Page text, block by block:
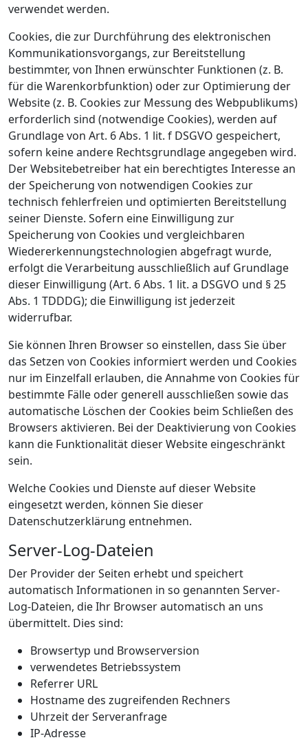
verwendet werden.
Cookies, die zur Durchführung des elektronischen
Kommunikationsvorgangs, zur Bereitstellung
bestimmter, von Ihnen erwünschter Funktionen (z. B.
für die Warenkorbfunktion) oder zur Optimierung der
Website (z. B. Cookies zur Messung des Webpublikums)
erforderlich sind (notwendige Cookies), werden auf
Grundlage von Art. 6 Abs. 1 lit. f DSGVO gespeichert,
sofern keine andere Rechtsgrundlage angegeben wird.
Der Websitebetreiber hat ein berechtigtes Interesse an
der Speicherung von notwendigen Cookies zur
technisch fehlerfreien und optimierten Bereitstellung
seiner Dienste. Sofern eine Einwilligung zur
Speicherung von Cookies und vergleichbaren
Wiedererkennungstechnologien abgefragt wurde,
erfolgt die Verarbeitung ausschließlich auf Grundlage
dieser Einwilligung (Art. 6 Abs. 1 lit. a DSGVO und § 25
Abs. 1 TDDDG); die Einwilligung ist jederzeit
widerrufbar.
Sie können Ihren Browser so einstellen, dass Sie über
das Setzen von Cookies informiert werden und Cookies
nur im Einzelfall erlauben, die Annahme von Cookies für
bestimmte Fälle oder generell ausschließen sowie das
automatische Löschen der Cookies beim Schließen des
Browsers aktivieren. Bei der Deaktivierung von Cookies
kann die Funktionalität dieser Website eingeschränkt
sein.
Welche Cookies und Dienste auf dieser Website
eingesetzt werden, können Sie dieser
Datenschutzerklärung entnehmen.
Server-Log-Dateien
Der Provider der Seiten erhebt und speichert
automatisch Informationen in so genannten Server-
Log-Dateien, die Ihr Browser automatisch an uns
übermittelt. Dies sind:
Browsertyp und Browserversion
verwendetes Betriebssystem
Referrer URL
Hostname des zugreifenden Rechners
Uhrzeit der Serveranfrage
IP-Adresse